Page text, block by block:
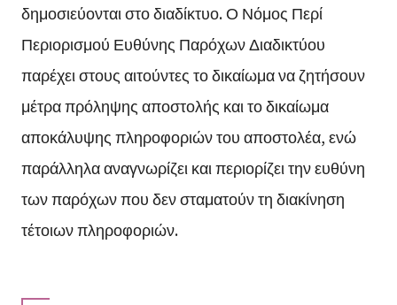
δημοσιεύονται στο διαδίκτυο. Ο Νόμος Περί
Περιορισμού Ευθύνης Παρόχων Διαδικτύου
παρέχει στους αιτούντες το δικαίωμα να ζητήσουν
μέτρα πρόληψης αποστολής και το δικαίωμα
αποκάλυψης πληροφοριών του αποστολέα, ενώ
παράλληλα αναγνωρίζει και περιορίζει την ευθύνη
των παρόχων που δεν σταματούν τη διακίνηση
τέτοιων πληροφοριών.